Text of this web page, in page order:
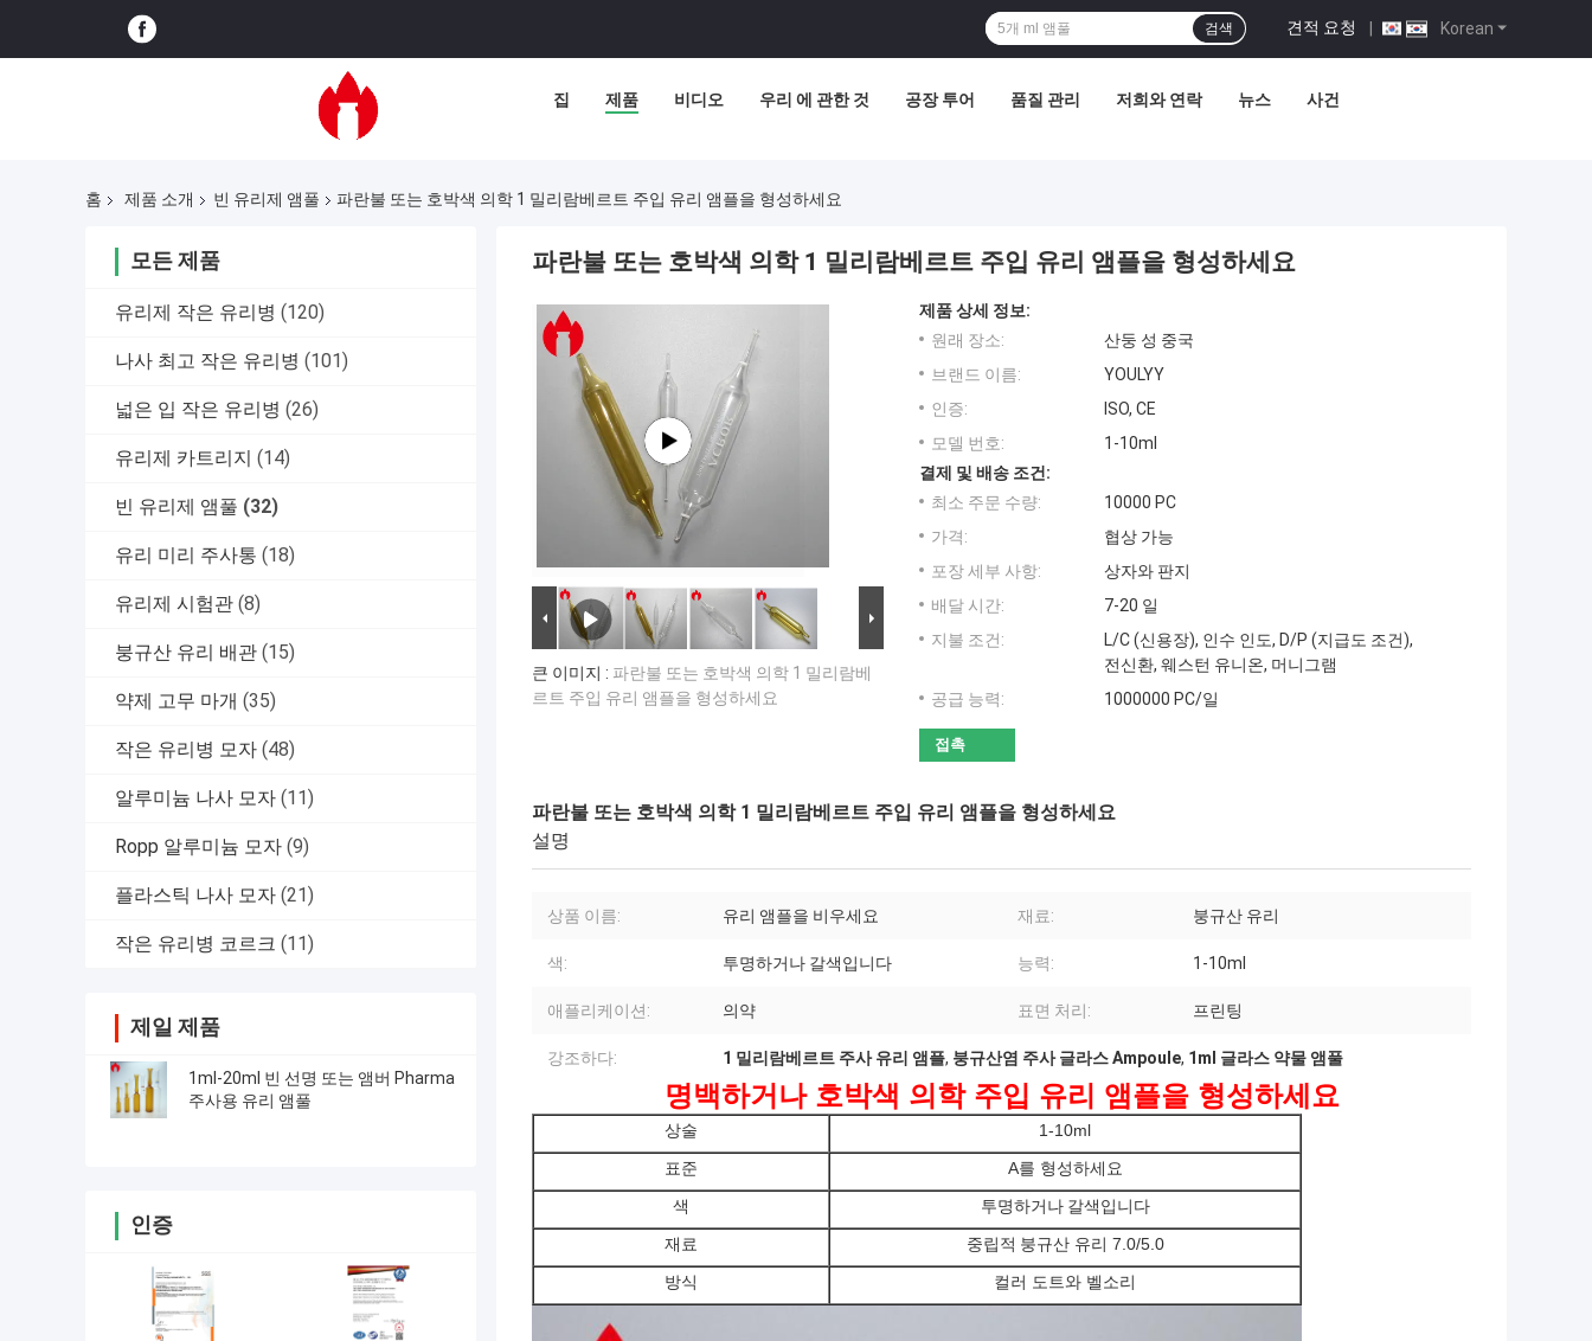
Korean
견적 요청 |
검색
집 제품 비디오 우리 에 관한 것 공장 투어 품질 관리 저희와 연락 뉴스 사건
홈 제품 소개 빈 유리제 앰풀 파란불 또는 호박색 의학 1 밀리람베르트 주입 유리 앰플을 형성하세요
모든 제품
유리제 작은 유리병 (120)
나사 최고 작은 유리병 (101)
넓은 입 작은 유리병 (26)
유리제 카트리지 (14)
빈 유리제 앰풀 (32)
유리 미리 주사통 (18)
유리제 시험관 (8)
붕규산 유리 배관 (15)
약제 고무 마개 (35)
작은 유리병 모자 (48)
알루미늄 나사 모자 (11)
Ropp 알루미늄 모자 (9)
플라스틱 나사 모자 (21)
작은 유리병 코르크 (11)
제일 제품
1ml-20ml 빈 선명 또는 앰버 Pharma
주사용 유리 앰풀
인증
파란불 또는 호박색 의학 1 밀리람베르트 주입 유리 앰플을 형성하세요
큰 이미지 : 파란불 또는 호박색 의학 1 밀리람베
르트 주입 유리 앰플을 형성하세요
제품 상세 정보:
원래 장소:
산둥 성 중국
브랜드 이름:
YOULYY
인증:
ISO, CE
모델 번호:
1-10ml
결제 및 배송 조건:
최소 주문 수량:
10000 PC
가격:
협상 가능
포장 세부 사항:
상자와 판지
배달 시간:
7-20 일
지불 조건:
L/C (신용장), 인수 인도, D/P (지급도 조건),
전신환, 웨스턴 유니온, 머니그램
공급 능력:
1000000 PC/일
접촉
파란불 또는 호박색 의학 1 밀리람베르트 주입 유리 앰플을 형성하세요
설명
상품 이름: 유리 앰플을 비우세요 재료: 붕규산 유리
색: 투명하거나 갈색입니다 능력: 1-10ml
애플리케이션: 의약 표면 처리: 프린팅
강조하다: 1 밀리람베르트 주사 유리 앰플, 붕규산염 주사 글라스 Ampoule, 1ml 글라스 약물 앰풀
명백하거나 호박색 의학 주입 유리 앰플을 형성하세요
상술
1-10ml
표준
A를 형성하세요
색
투명하거나 갈색입니다
재료
중립적 붕규산 유리 7.0/5.0
방식
컬러 도트와 벨소리